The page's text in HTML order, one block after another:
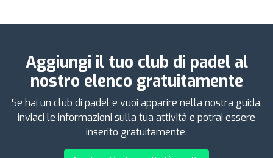
Aggiungi il tuo club di padel al
nostro elenco gratuitamente
Se hai un club di padel e vuoi apparire nella nostra guida,
inviaci le informazioni sulla tua attività e potrai essere
inserito gratuitamente.